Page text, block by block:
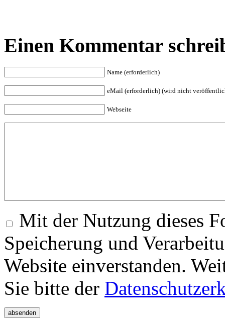
Einen Kommentar
Name (erforderlich)
eMail (erforderlich) (wird nicht
Webseite
Mit der Nutzung dieses
Speicherung und
Website einverstanden.
Sie bitte der